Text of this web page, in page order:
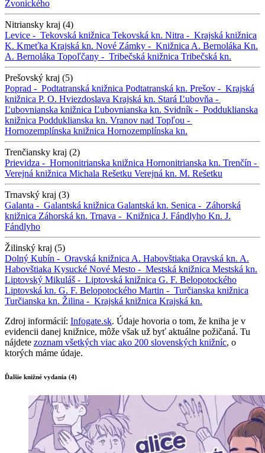
Zvonického
Nitriansky kraj (4)
Levice - Tekovská knižnica Tekovská kn. Nitra - Krajská knižnica
K. Kmeťka Krajská kn. Nové Zámky - Knižnica A. Bernoláka Kn.
A. Bernoláka Topoľčany - Tribečská knižnica Tribečská kn.
Prešovský kraj (5)
Poprad - Podtatranská knižnica Podtatranská kn. Prešov - Krajská
knižnica P. O. Hviezdoslava Krajská kn. Stará Ľubovňa -
Ľubovnianska knižnica Ľubovnianska kn. Svidník - Podduklianska
knižnica Podduklianska kn. Vranov nad Topľou -
Hornozemplínska knižnica Hornozemplínska kn.
Trenčiansky kraj (2)
Prievidza - Hornonitrianska knižnica Hornonitrianska kn. Trenčín -
Verejná knižnica Michala Rešetku Verejná kn. M. Rešetku
Trnavský kraj (3)
Galanta - Galantská knižnica Galantská kn. Senica - Záhorská
knižnica Záhorská kn. Trnava - Knižnica J. Fándlyho Kn. J.
Fándlyho
Žilinský kraj (5)
Dolný Kubín - Oravská knižnica A. Habovštiaka Oravská kn. A.
Habovštiaka Kysucké Nové Mesto - Mestská knižnica Mestská kn.
Liptovský Mikuláš - Liptovská knižnica G. F. Belopotockého
Liptovská kn. G. F. Belopotockého Martin - Turčianska knižnica
Turčianska kn. Žilina - Krajská knižnica Krajská kn.
Zdroj informácií: Infogate.sk. Údaje hovoria o tom, že kniha je v
evidencii danej knižnice, môže však už byť aktuálne požičaná. Tu
nájdete zoznam všetkých viac ako 200 slovenských knižníc, o
ktorých máme údaje.
Ďalšie knižné vydania (4)